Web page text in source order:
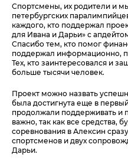
Спортсмены, их родители и
петербургских
каждого, кто поддержал
для Ивана и Дарьи» с
Спасибо тем, кто помог
поддержал информационно,
Тех, кто заинтересовался и
больше тысячи человек.
Проект можно назвать
была достигнута еще в
продолжали поддерживать и
важно, так как все средства,
соревнования в Алексин
спортсменов и двух
Дарьи.